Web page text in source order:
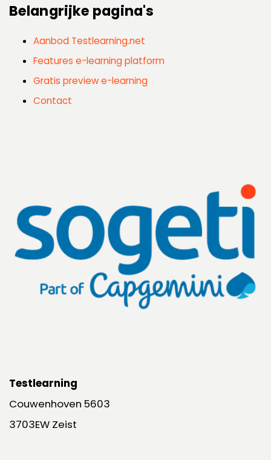
Belangrijke pagina's
Aanbod Testlearning.net
Features e-learning platform
Gratis preview e-learning
Contact
Testlearning
Couwenhoven 5603
3703EW Zeist